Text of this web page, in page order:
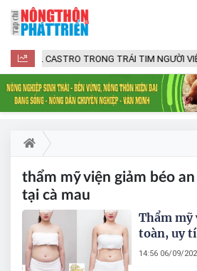
FIDEL CASTRO TRONG TRÁI TIM NGƯỜI
thẩm mỹ viện giảm béo
tại cà mau
Thẩm mỹ
toàn, uy
Cà Mau
14:56 06/09/